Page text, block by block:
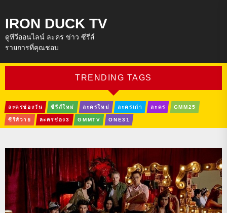
IRON DUCK TV
ดูทีวีออนไลน์ ละคร ข่าว ซีรีส์
รายการที่คุณชอบ
TRENDING TAGS
ละครช่องวัน ซีรีส์ใหม่ ละครใหม่ ละครเก่า ละคร GMM25
ซีรีส์วาย ละครช่อง3 GMMTV ONE31